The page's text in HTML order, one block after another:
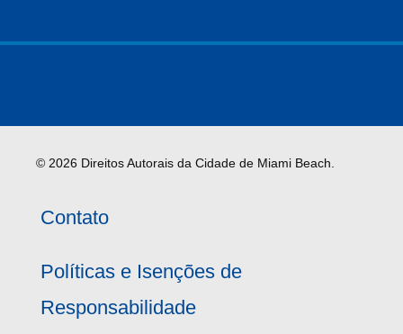
© 2026 Direitos Autorais da Cidade de Miami Beach.
Contato
Políticas e Isenções de
Responsabilidade